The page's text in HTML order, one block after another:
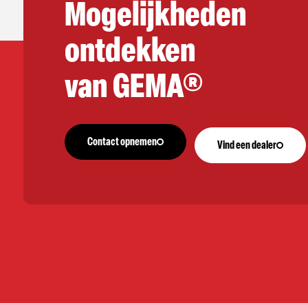
Mogelijkheden
ontdekken
van GEMA®
Contact opnemen Vind een dealer